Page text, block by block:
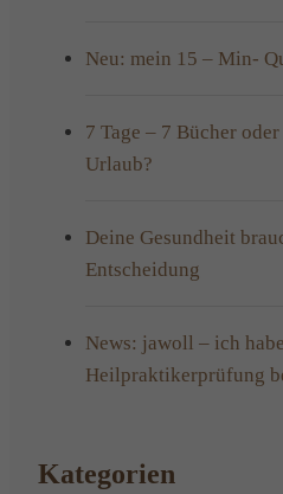
Neu: mein 15 – Min-
7 Tage – 7 Bücher
Urlaub?
Deine Gesundheit
Entscheidung
News: jawoll – ich
Heilpraktikerprüfung
Kategorien